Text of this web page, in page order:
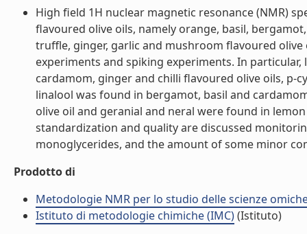
High field 1H nuclear magnetic resonance (NMR)
flavoured olive oils, namely orange, basil,
truffle, ginger, garlic and mushroom flavoured
experiments and spiking experiments. In
cardamom, ginger and chilli flavoured olive oils, p-
linalool was found in bergamot, basil and
olive oil and geranial and neral were found in
standardization and quality are discussed
monoglycerides, and the amount of some minor
Prodotto di
Metodologie NMR per lo studio delle scienze
Istituto di metodologie chimiche (IMC)(Istituto)